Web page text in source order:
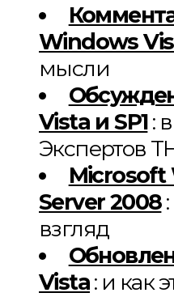
Windows
мысли
Vista и SP1:
Экспертов
Microsoft
Server 2008:
взгляд
Vista: и как